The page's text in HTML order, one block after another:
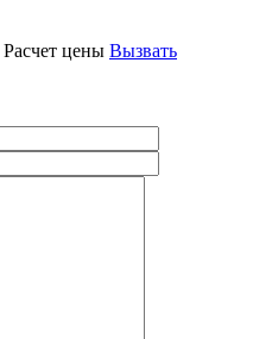
Расчет цены Вызвать